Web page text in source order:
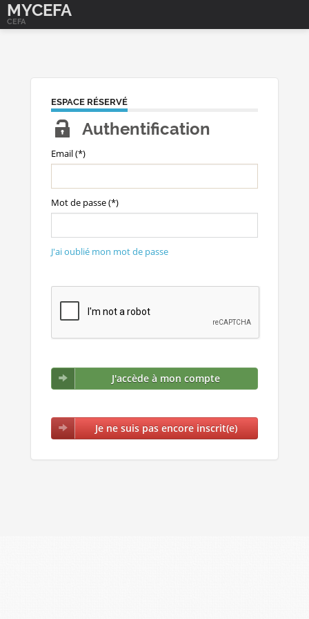
MYCEFA
CEFA
ESPACE RÉSERVÉ
Authentification
Email (*)
Mot de passe (*)
J'ai oublié mon mot de passe
J'accède à mon compte
Je ne suis pas encore inscrit(e)